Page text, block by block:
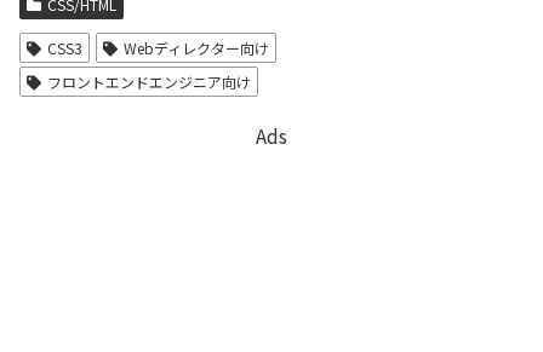
CSS/HTML
CSS3
Webディレクター向け
フロントエンドエンジニア向け
Ads